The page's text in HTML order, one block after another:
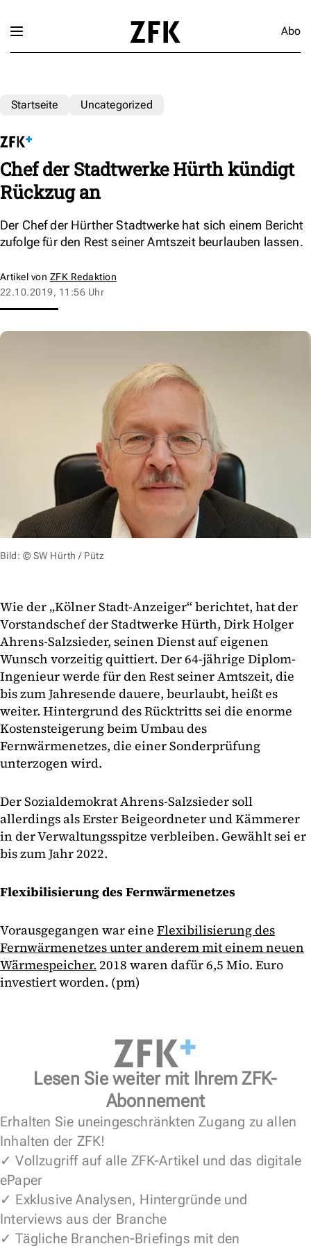
Abo
Startseite Uncategorized
Chef der Stadtwerke Hürth kündigt
Rückzug an
Der Chef der Hürther Stadtwerke hat sich einem Bericht
zufolge für den Rest seiner Amtszeit beurlauben lassen.
Artikel von ZFK Redaktion
22.10.2019, 11:56 Uhr
Bild: © SW Hürth / Pütz
Wie der „Kölner Stadt-Anzeiger“ berichtet, hat der
Vorstandschef der Stadtwerke Hürth, Dirk Holger
Ahrens-Salzsieder, seinen Dienst auf eigenen
Wunsch vorzeitig quittiert. Der 64-jährige Diplom-
Ingenieur werde für den Rest seiner Amtszeit, die
bis zum Jahresende dauere, beurlaubt, heißt es
weiter. Hintergrund des Rücktritts sei die enorme
Kostensteigerung beim Umbau des
Fernwärmenetzes, die einer Sonderprüfung
unterzogen wird.
Der Sozialdemokrat Ahrens-Salzsieder soll
allerdings als Erster Beigeordneter und Kämmerer
in der Verwaltungsspitze verbleiben. Gewählt sei er
bis zum Jahr 2022.
Flexibilisierung des Fernwärmenetzes
Vorausgegangen war eine Flexibilisierung des
Fernwärmenetzes unter anderem mit einem neuen
Wärmespeicher. 2018 waren dafür 6,5 Mio. Euro
investiert worden. (pm)
Lesen Sie weiter mit Ihrem ZFK-
Abonnement
Erhalten Sie uneingeschränkten Zugang zu allen
Inhalten der ZFK!
✓ Vollzugriff auf alle ZFK-Artikel und das digitale
ePaper
✓ Exklusive Analysen, Hintergründe und
Interviews aus der Branche
✓ Tägliche Branchen-Briefings mit den